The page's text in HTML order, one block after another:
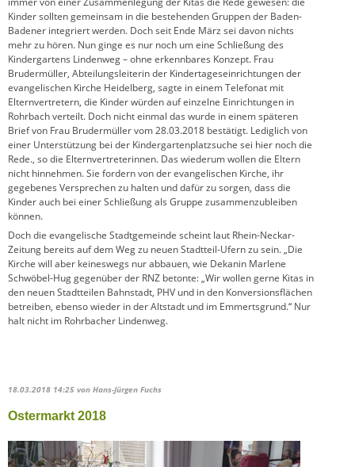
Kinder sollten gemeinsam in die bestehenden Gruppen der Baden-
Badener integriert werden. Doch seit Ende März sei davon nichts
mehr zu hören. Nun ginge es nur noch um eine Schließung des
Kindergartens Lindenweg – ohne erkennbares Konzept. Frau
Brudermüller, Abteilungsleiterin der Kindertageseinrichtungen der
evangelischen Kirche Heidelberg, sagte in einem Telefonat mit
Elternvertretern, die Kinder würden auf einzelne Einrichtungen in
Rohrbach verteilt. Doch nicht einmal das wurde in einem späteren
Brief von Frau Brudermüller vom 28.03.2018 bestätigt. Lediglich von
einer Unterstützung bei der Kindergartenplatzsuche sei hier noch die
Rede., so die Elternvertreterinnen. Das wiederum wollen die Eltern
nicht hinnehmen. Sie fordern von der evangelischen Kirche, ihr
gegebenes Versprechen zu halten und dafür zu sorgen, dass die
Kinder auch bei einer Schließung als Gruppe zusammenzubleiben
können.
Doch die evangelische Stadtgemeinde scheint laut Rhein-Neckar-
Zeitung bereits auf dem Weg zu neuen Stadtteil-Ufern zu sein. „Die
Kirche will aber keineswegs nur abbauen, wie Dekanin Marlene
Schwöbel-Hug gegenüber der RNZ betonte: „Wir wollen gerne Kitas in
den neuen Stadtteilen Bahnstadt, PHV und in den Konversionsflächen
betreiben, ebenso wieder in der Altstadt und im Emmertsgrund.“ Nur
halt nicht im Rohrbacher Lindenweg.
18.03.2018 14:25 von Hans-Jürgen Fuchs
Ostermarkt 2018